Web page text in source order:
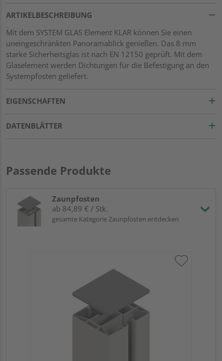
ARTIKELBESCHREIBUNG
Mit dem SYSTEM GLAS Element KLAR können Sie einen
uneingeschränkten Panoramablick genießen. Das 8 mm
starke Sicherheitsglas ist nach EN 12150 geprüft. Mit dem
Glaselement werden Dichtungen für die Befestigung an den
Systempfosten geliefert.
EIGENSCHAFTEN
DATENBLÄTTER
Passende Produkte
Zaunpfosten
ab 84,89 € / Stk.
gesamte Kategorie Zaunpfosten entdecken